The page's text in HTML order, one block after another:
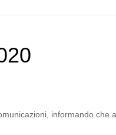
informando che